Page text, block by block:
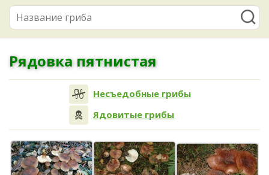
Рядовка пятнистая
Несъедобные грибы
Ядовитые грибы